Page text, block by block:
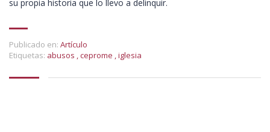
su propia historia que lo llevo a delinquir.
Publicado en: Artículo
Etiquetas: abusos ,ceprome ,iglesia